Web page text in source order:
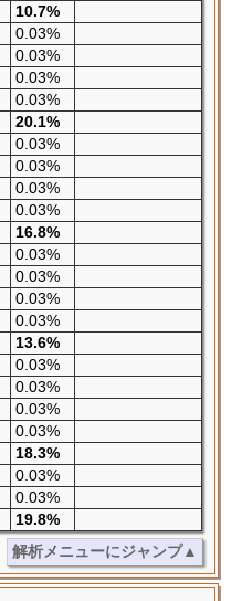
10.7%
0.03%
0.03%
0.03%
0.03%
20.1%
0.03%
0.03%
0.03%
0.03%
16.8%
0.03%
0.03%
0.03%
0.03%
13.6%
0.03%
0.03%
0.03%
0.03%
18.3%
0.03%
0.03%
19.8%
解析メニューにジャンプ▲